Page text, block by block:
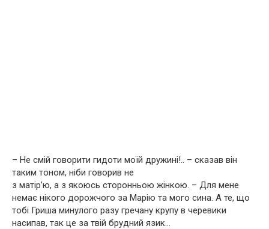
– Не смій говорити гидоти моїй дружині!.. – сказав він
таким тоном, ніби говорив не
з матір’ю, а з якоюсь сторонньою жінкою. – Для мене
немає нікого дорожчого за Марію та мого сина. А те, що
тобі Гриша минулого разу гречану крупу в черевики
насипав, так це за твій брудний язик…